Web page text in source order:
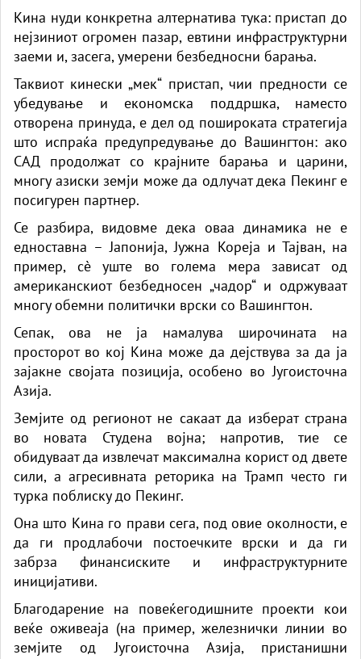
Кина нуди конкретна алтернатива тука: пристап до
нејзиниот огромен пазар, евтини инфраструктурни
заеми и, засега, умерени безбедносни барања.
Таквиот кинески „мек“ пристап, чии предности се
убедување и економска поддршка, наместо
отворена принуда, е дел од пошироката стратегија
што испраќа предупредување до Вашингтон: ако
САД продолжат со крајните барања и царини,
многу азиски земји може да одлучат дека Пекинг е
посигурен партнер.
Се разбира, видовме дека оваа динамика не е
едноставна – Јапонија, Јужна Кореја и Тајван, на
пример, сè уште во голема мера зависат од
американскиот безбедносен „чадор“ и одржуваат
многу обемни политички врски со Вашингтон.
Сепак, ова не ја намалува широчината на
просторот во кој Кина може да дејствува за да ја
зајакне својата позиција, особено во Југоисточна
Азија.
Земјите од регионот не сакаат да изберат страна
во новата Студена војна; напротив, тие се
обидуваат да извлечат максимална корист од двете
сили, а агресивната реторика на Трамп често ги
турка поблиску до Пекинг.
Она што Кина го прави сега, под овие околности, е
да ги продлабочи постоечките врски и да ги
забрза финансиските и инфраструктурните
иницијативи.
Благодарение на повеќегодишните проекти кои
веќе оживеаја (на пример, железнички линии во
земјите од Југоисточна Азија, пристанишни